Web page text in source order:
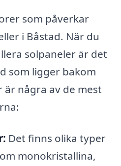
som påverkar
i Båstad. När du
solpaneler är det
som ligger bakom
några av de mest
Det finns olika typer
monokristallina,